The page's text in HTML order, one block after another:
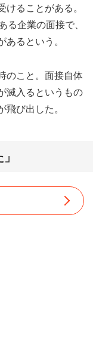
ることがある。
企業の面接で、
るという。
のこと。面接自体
滅入るというもの
び出した。